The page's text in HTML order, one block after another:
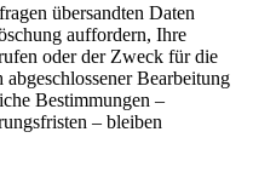
übersandten Daten
auffordern, Ihre
oder der Zweck für die
abgeschlossener Bearbeitung
Bestimmungen –
– bleiben